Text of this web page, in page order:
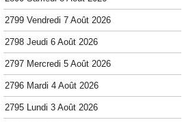
2799 Vendredi 7 Août 2026
2798 Jeudi 6 Août 2026
2797 Mercredi 5 Août 2026
2796 Mardi 4 Août 2026
2795 Lundi 3 Août 2026